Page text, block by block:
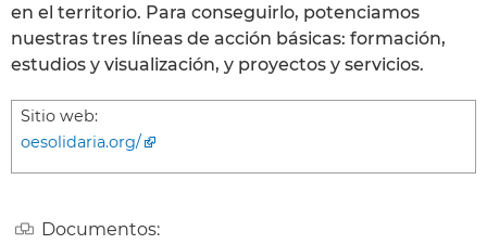
en el territorio. Para conseguirlo, potenciamos
nuestras tres líneas de acción básicas: formación,
estudios y visualización, y proyectos y servicios.
Sitio web:
oesolidaria.org/
Documentos: